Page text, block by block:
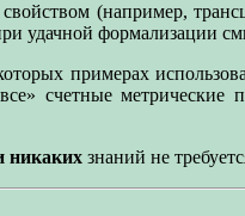
(например,
удачной формализации
примерах
счетные метрические
никаких знаний не